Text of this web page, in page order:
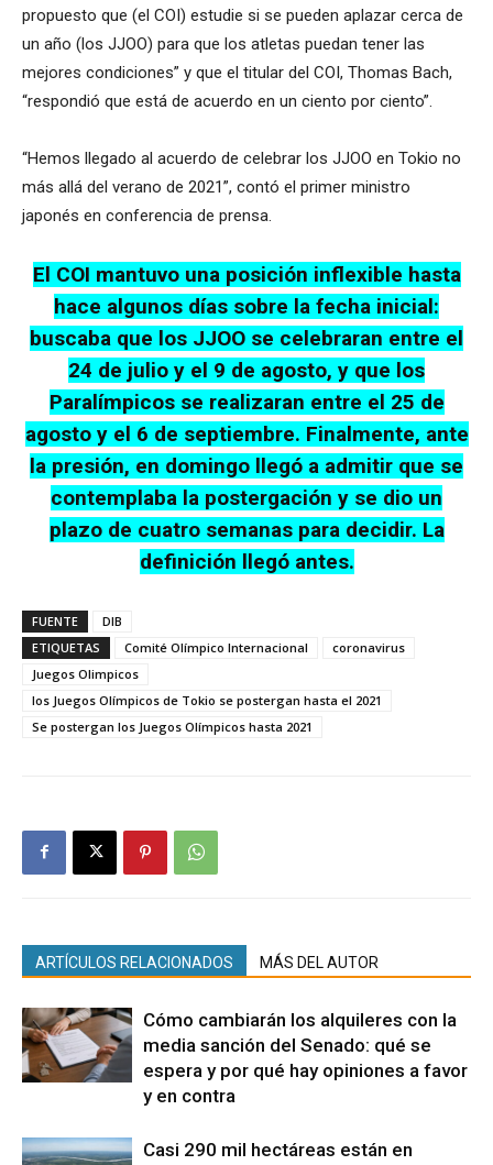
propuesto que (el COI) estudie si se pueden aplazar cerca de
un año (los JJOO) para que los atletas puedan tener las
mejores condiciones” y que el titular del COI, Thomas Bach,
“respondió que está de acuerdo en un ciento por ciento”.
“Hemos llegado al acuerdo de celebrar los JJOO en Tokio no
más allá del verano de 2021”, contó el primer ministro
japonés en conferencia de prensa.
El COI mantuvo una posición inflexible hasta
hace algunos días sobre la fecha inicial:
buscaba que los JJOO se celebraran entre el
24 de julio y el 9 de agosto, y que los
Paralímpicos se realizaran entre el 25 de
agosto y el 6 de septiembre. Finalmente, ante
la presión, en domingo llegó a admitir que se
contemplaba la postergación y se dio un
plazo de cuatro semanas para decidir. La
definición llegó antes.
FUENTE
DIB
ETIQUETAS
Comité Olímpico Internacional
coronavirus
Juegos Olimpicos
los Juegos Olímpicos de Tokio se postergan hasta el 2021
Se postergan los Juegos Olímpicos hasta 2021
ARTÍCULOS RELACIONADOS MÁS DEL AUTOR
Cómo cambiarán los alquileres con la
media sanción del Senado: qué se
espera y por qué hay opiniones a favor
y en contra
Casi 290 mil hectáreas están en